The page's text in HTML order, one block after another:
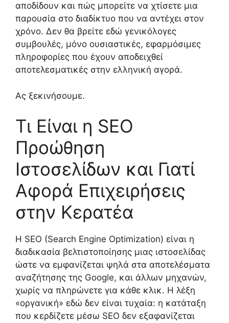
αποδίδουν και πώς μπορείτε να χτίσετε μια
παρουσία στο διαδίκτυο που να αντέχει στον
χρόνο. Δεν θα βρείτε εδώ γενικόλογες
συμβουλές, μόνο ουσιαστικές, εφαρμόσιμες
πληροφορίες που έχουν αποδειχθεί
αποτελεσματικές στην ελληνική αγορά.
Ας ξεκινήσουμε.
Τι Είναι η SEO
Προώθηση
Ιστοσελίδων και Γιατί
Αφορά Επιχειρήσεις
στην Κερατέα
Η SEO (Search Engine Optimization) είναι η
διαδικασία βελτιστοποίησης μιας ιστοσελίδας
ώστε να εμφανίζεται ψηλά στα αποτελέσματα
αναζήτησης της Google, και άλλων μηχανών,
χωρίς να πληρώνετε για κάθε κλικ. Η λέξη
«οργανική» εδώ δεν είναι τυχαία: η κατάταξη
που κερδίζετε μέσω SEO δεν εξαφανίζεται